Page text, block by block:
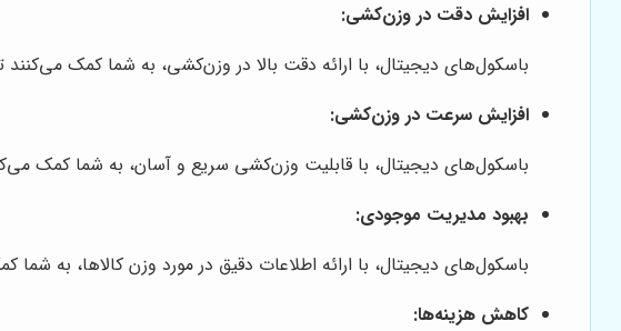
افزایش دقت در وزن‌کشی:
باسکول‌های دیجیتال، با ارائه دقت بالا در وزن‌کشی، به شما کمک
افزایش سرعت در وزن‌کشی:
باسکول‌های دیجیتال، با قابلیت وزن‌کشی سریع و آسان، به شما کمک
بهبود مدیریت موجودی:
باسکول‌های دیجیتال، با ارائه اطلاعات دقیق در مورد وزن کالاها، به
کاهش هزینه‌ها: